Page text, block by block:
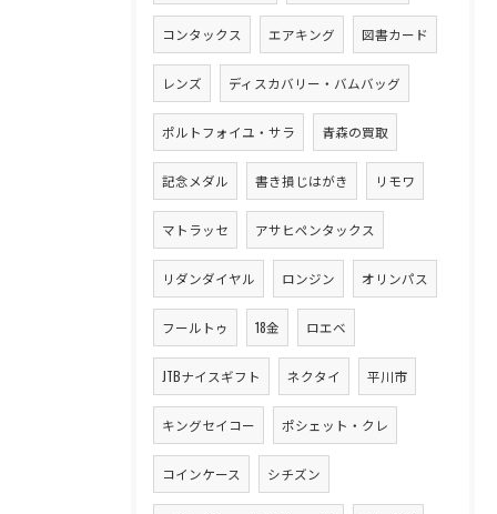
コンタックス エアキング 図書カード
レンズ ディスカバリー・バムバッグ
ポルトフォイユ・サラ 青森の買取
記念メダル 書き損じはがき リモワ
マトラッセ アサヒペンタックス
リダンダイヤル ロンジン オリンパス
フールトゥ 18金 ロエベ
JTBナイスギフト ネクタイ 平川市
キングセイコー ポシェット・クレ
コインケース シチズン